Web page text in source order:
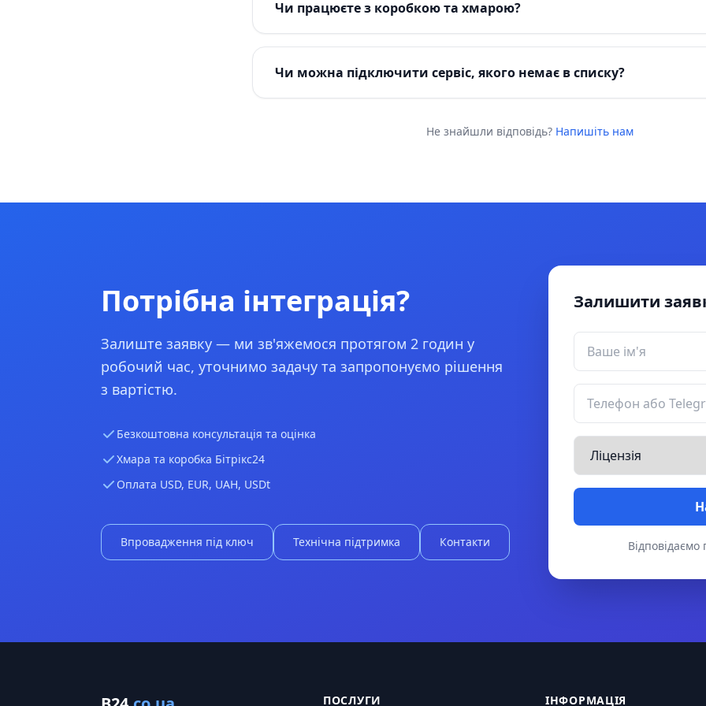
Чи працюєте з коробкою та хмарою?
Чи можна підключити сервіс, якого немає в списку?
Не знайшли відповідь? Напишіть нам
Потрібна інтеграція?
Залиште заявку — ми зв'яжемося протягом 2 годин у
робочий час, уточнимо задачу та запропонуємо рішення
з вартістю.
Безкоштовна консультація та оцінка
Хмара та коробка Бітрікс24
Оплата USD, EUR, UAH, USDt
Впровадження під ключ Технічна підтримка Контакти
Залишити
ПОСЛУГИ ІНФОРМАЦІЯ